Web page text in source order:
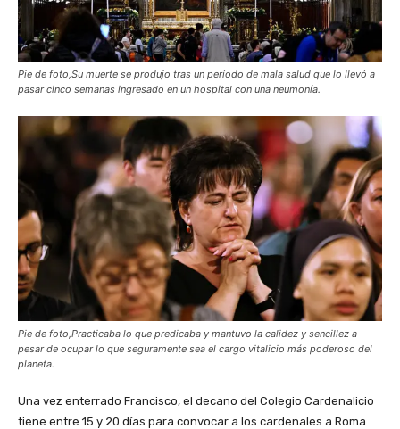
Pie de foto,Su muerte se produjo tras un período de mala salud que lo llevó a
pasar cinco semanas ingresado en un hospital con una neumonía.
Pie de foto,Practicaba lo que predicaba y mantuvo la calidez y sencillez a
pesar de ocupar lo que seguramente sea el cargo vitalicio más poderoso del
planeta.
Una vez enterrado Francisco, el decano del Colegio Cardenalicio
tiene entre 15 y 20 días para convocar a los cardenales a Roma